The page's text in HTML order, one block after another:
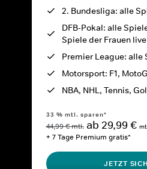
2. Bundesliga: alle
DFB-Pokal: alle
Spiele der Frauen live
Premier League: alle
Motorsport: F1,
NBA, NHL, Tennis,
33 % mtl. sparen*
44,99 € mtl. ab 29,99 €
+ 7 Tage Premium gratis*
JETZT